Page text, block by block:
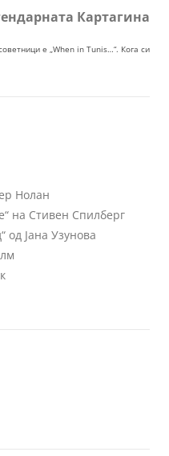
Нолан
на Стивен Спилберг
од Јана Узунова